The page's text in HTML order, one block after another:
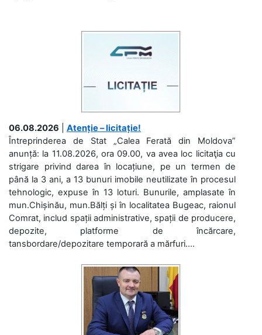
06.08.2026
Atenție – licitație!
Întreprinderea de Stat „Calea Ferată din Moldova”
anunță: la 11.08.2026, ora 09.00, va avea loc licitaţia cu
strigare privind darea în locațiune, pe un termen de
până la 3 ani, a 13 bunuri imobile neutilizate în procesul
tehnologic, expuse în 13 loturi. Bunurile, amplasate în
mun.Chișinău, mun.Bălți și în localitatea Bugeac, raionul
Comrat, includ spații administrative, spații de producere,
depozite, platforme de încărcare,
tansbordare/depozitare temporară a mărfuri....